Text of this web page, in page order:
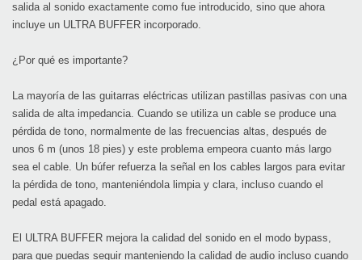
salida al sonido exactamente como fue introducido, sino que ahora
incluye un ULTRA BUFFER incorporado.
¿Por qué es importante?
La mayoría de las guitarras eléctricas utilizan pastillas pasivas con una
salida de alta impedancia. Cuando se utiliza un cable se produce una
pérdida de tono, normalmente de las frecuencias altas, después de
unos 6 m (unos 18 pies) y este problema empeora cuanto más largo
sea el cable. Un búfer refuerza la señal en los cables largos para evitar
la pérdida de tono, manteniéndola limpia y clara, incluso cuando el
pedal está apagado.
El ULTRA BUFFER mejora la calidad del sonido en el modo bypass,
para que puedas seguir manteniendo la calidad de audio incluso cuando